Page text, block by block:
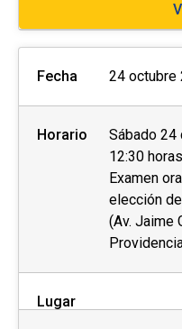
Fecha 24 octubre
Horario
Sábado 24
12:30
Examen
elección
(Av. Jaime
Lugar